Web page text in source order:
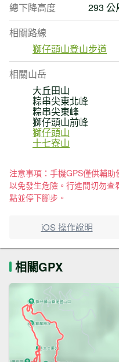
總下降高度
293 公
相關路線
獅仔頭山登山步道
相關山岳
大丘田山
粽串尖東北峰
粽串尖東峰
獅仔頭山前峰
獅仔頭山
十七寮山
注意事項：手機GPS僅供輔
以免發生危險。行進間切勿
點並停下腳步。
iOS 操作說明
相關GPX